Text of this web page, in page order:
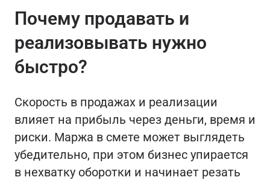
Почему продавать и
реализовывать нужно
быстро?
Скорость в продажах и реализации
влияет на прибыль через деньги, время и
риски. Маржа в смете может выглядеть
убедительно, при этом бизнес упирается
в нехватку оборотки и начинает резать